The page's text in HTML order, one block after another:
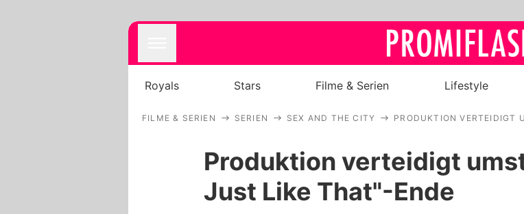
Royals
Stars
Filme & Serien
Royals Stars Filme & Serien Lifestyle
FILME & SERIEN SERIEN SEX AND THE CITY PRODUKTION VERTEIDIGT
Produktion verteidigt
Just Like That"-Ende